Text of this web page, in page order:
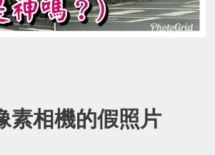
素相機的假照片